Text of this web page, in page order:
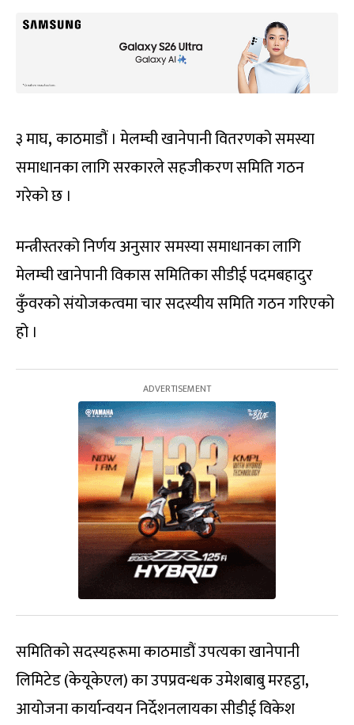
३ माघ,काठमाडौं । मेलम्ची खानेपानी वितरणको समस्या
समाधानका लागि सरकारले सहजीकरण समिति गठन
गरेको छ ।
मन्त्रीस्तरको निर्णय अनुसार समस्या समाधानका लागि
मेलम्ची खानेपानी विकास समितिका सीडीई पदमबहादुर
कुँवरको संयोजकत्वमा चार सदस्यीय समिति गठन गरिएको
हो ।
समितिको सदस्यहरूमा काठमाडौं उपत्यका खानेपानी
लिमिटेड (केयूकेएल) का उपप्रवन्धक उमेशबाबु मरहट्ठा,
आयोजना कार्यान्वयन निर्देशनलायका सीडीई विकेश